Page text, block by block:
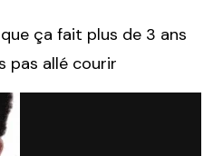
ça fait plus de 3 ans
pas allé courir